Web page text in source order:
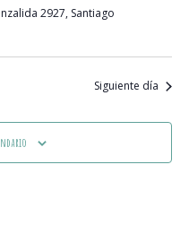
2927, Santiago
Siguiente día